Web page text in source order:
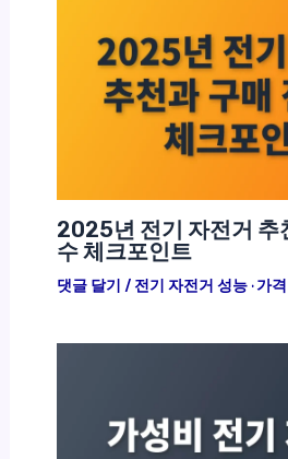
2025년 전기 자전거 추
수 체크포인트
댓글 달기 / 전기 자전거 성능 · 가